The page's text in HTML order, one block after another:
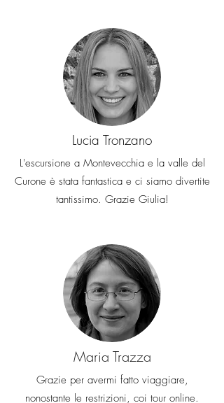
Lucia Tronzano
L'escursione a Montevecchia e la valle del
Curone è stata fantastica e ci siamo divertite
tantissimo. Grazie Giulia!
Maria Trazza
Grazie per avermi fatto viaggiare,
nonostante le restrizioni, coi tour online.